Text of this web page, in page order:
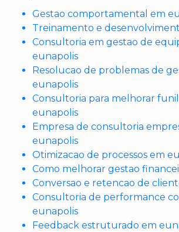
Gestao comportamental em
Treinamento e
Consultoria em gestao de
eunapolis
Resolucao de problemas de
eunapolis
Consultoria para melhorar
eunapolis
Empresa de consultoria
eunapolis
Otimizacao de processos em
Como melhorar gestao
Conversao e retencao de
Consultoria de performance
eunapolis
Feedback estruturado em